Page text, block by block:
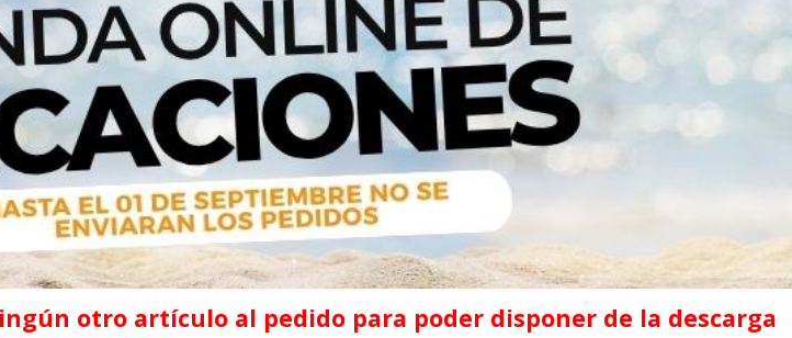
otro artículo al pedido para poder disponer de la descarga